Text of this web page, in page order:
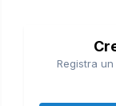
Registra